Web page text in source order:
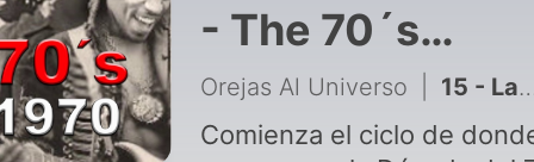
- The 70´s
(Spanish
Orejas Al Universo 15 - La Década del 70 - 1973 - Cuarta Parte
Comienza el ciclo de